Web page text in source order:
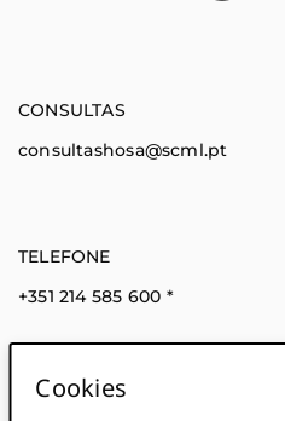
Cookies
CONSULTAS
consultashosa@scml.pt
TELEFONE
+351 214 585 600 *
nacional